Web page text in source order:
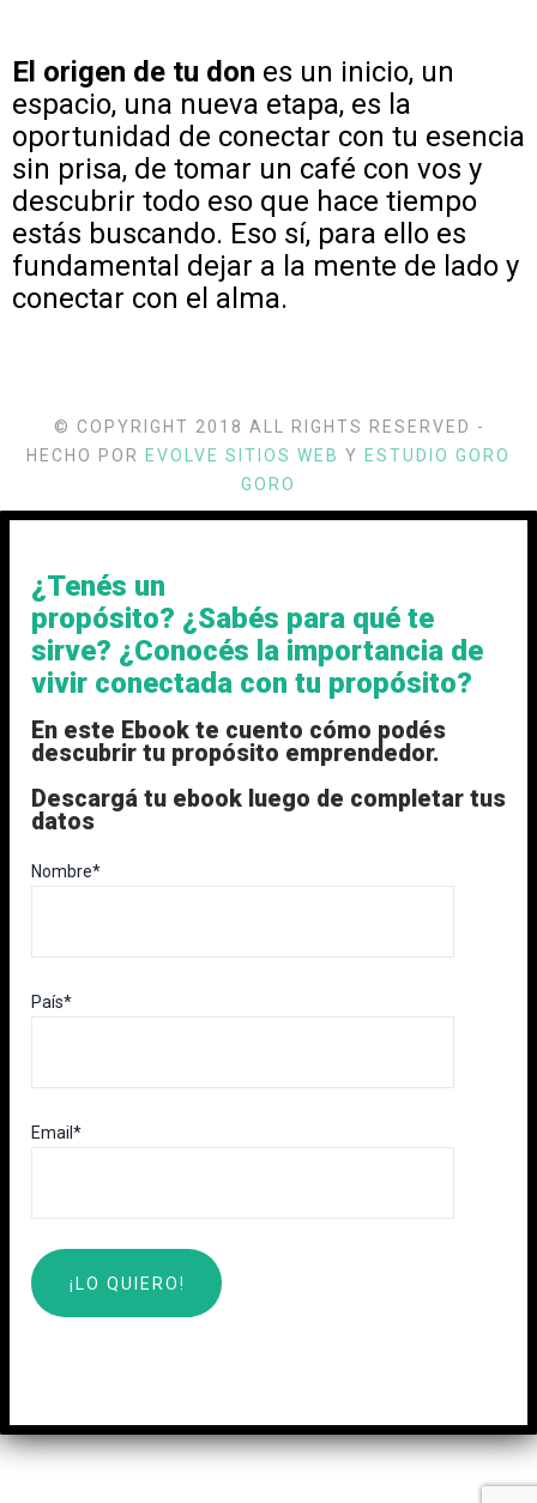
El origen de tu don es un inicio, un
espacio, una nueva etapa, es la
oportunidad de conectar con tu esencia
sin prisa, de tomar un café con vos y
descubrir todo eso que hace tiempo
estás buscando. Eso sí, para ello es
fundamental dejar a la mente de lado y
conectar con el alma.
© COPYRIGHT 2018 ALL RIGHTS RESERVED -
HECHO POR
EVOLVE SITIOS WEB Y
ESTUDIO GORO
GORO
¿Tenés un
propósito? ¿Sabés para qué te
sirve? ¿Conocés la importancia de
vivir conectada con tu propósito?
En este Ebook te cuento cómo podés
descubrir tu propósito emprendedor.
Descargá tu ebook luego de completar tus
datos
Nombre*
País*
Email*